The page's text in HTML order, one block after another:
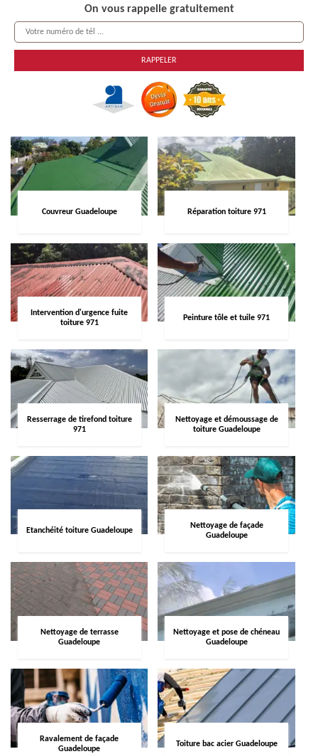
On vous rappelle gratuitement
Couvreur Guadeloupe Réparation toiture 971
Intervention d'urgence fuite
toiture 971
Peinture tôle et tuile 971
Resserrage de tirefond toiture
971
Nettoyage et démoussage de
toiture Guadeloupe
Etanchéité toiture Guadeloupe
Nettoyage de façade
Guadeloupe
Nettoyage de terrasse
Guadeloupe
Nettoyage et pose de chéneau
Guadeloupe
Ravalement de façade
Guadeloupe
Toiture bac acier Guadeloupe